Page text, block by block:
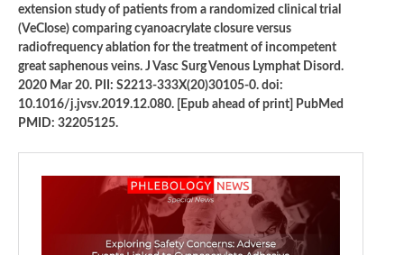
extension study of patients from a randomized clinical trial
(VeClose) comparing cyanoacrylate closure versus
radiofrequency ablation for the treatment of incompetent
great saphenous veins. J Vasc Surg Venous Lymphat Disord.
2020 Mar 20. PII: S2213-333X(20)30105-0. doi:
10.1016/j.jvsv.2019.12.080. [Epub ahead of print] PubMed
PMID: 32205125.